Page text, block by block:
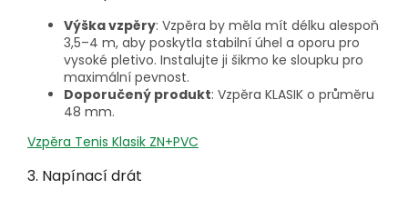
Výška vzpěry: Vzpěra by měla mít délku alespoň
3,5–4 m, aby poskytla stabilní úhel a oporu pro
vysoké pletivo. Instalujte ji šikmo ke sloupku pro
maximální pevnost.
Doporučený produkt: Vzpěra KLASIK o průměru
48 mm.
Vzpěra Tenis Klasik ZN+PVC
3. Napínací drát